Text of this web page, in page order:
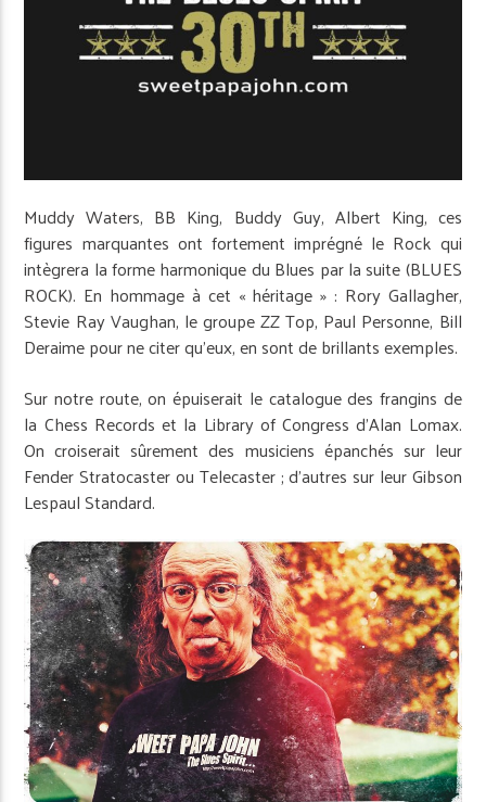
Muddy Waters, BB King, Buddy Guy, Albert King, ces
figures marquantes ont fortement imprégné le Rock qui
intègrera la forme harmonique du Blues par la suite (BLUES
ROCK). En hommage à cet « héritage » : Rory Gallagher,
Stevie Ray Vaughan, le groupe ZZ Top, Paul Personne, Bill
Deraime pour ne citer qu’eux, en sont de brillants exemples.
Sur notre route, on épuiserait le catalogue des frangins de
la Chess Records et la Library of Congress d’Alan Lomax.
On croiserait sûrement des musiciens épanchés sur leur
Fender Stratocaster ou Telecaster ; d’autres sur leur Gibson
Lespaul Standard.